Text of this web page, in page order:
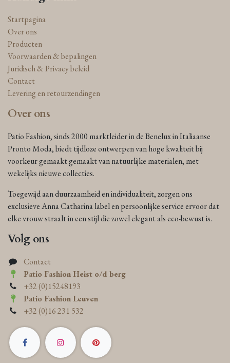
Startpagina
Over ons
Producten
Voorwaarden & bepalingen
Juridisch & Privacy beleid
Contact
Levering en retourzendingen
Over ons
Patio Fashion, sinds 2000 marktleider in de Benelux in Italiaanse
Pronto Moda, biedt tijdloze ontwerpen van hoge kwaliteit bij
voorkeur gemaakt gemaakt van natuurlijke materialen, met
wekelijks nieuwe collecties.
Toegewijd aan duurzaamheid en individualiteit, zorgen ons
exclusieve Anna Catharina label en persoonlijke service ervoor dat
elke vrouw straalt in een stijl die zowel elegant als eco-bewust is.
Volg ons
Contact
Patio Fashion Heist o/d berg
+32 (0)15248193
Patio Fashion Leuven
+32 (0)16 231 532